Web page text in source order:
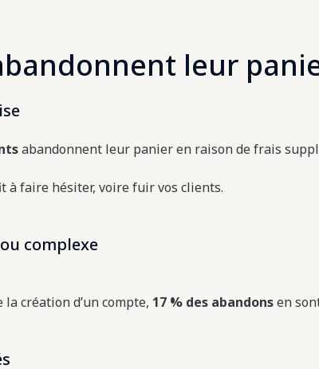
leur
abandonnent leur panier en raison de frais
faire hésiter, voire fuir vos clients.
complexe
création d’un compte, 17 % des abandonsen